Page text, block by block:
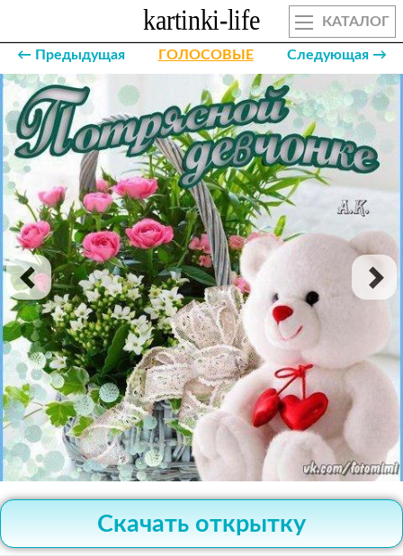
КАТАЛОГ
← Предыдущая ГОЛОСОВЫЕ Следующая →
Скачать открытку